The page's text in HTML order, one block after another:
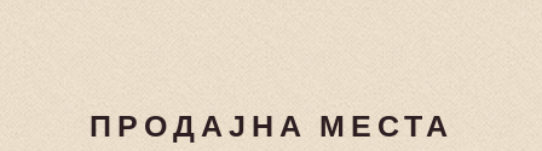
ПРОДАЈНА МЕСТА